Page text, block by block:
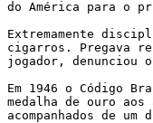
do América para o
Extremamente
cigarros. Pregava
jogador,
Em 1946 o Código
medalha de ouro
acompanhados de